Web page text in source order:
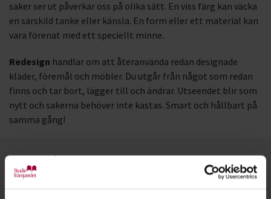
saker ser ut påverkar oss på olika sätt. En viss färg kan väcka
en särskild tanke eller känsla. En form eller ett material kan
vara förenat med ett speciellt minne.
Redesign handlar om att återanvända redan designade
kläder, föremål och möbler. Du utgår från något som redan
finns och tar bort, lägger till och ändrar. Utseendet blir som
nytt och sakerna behöver inte kastas. Smart och hållbart på
samma gång!
Kontakt